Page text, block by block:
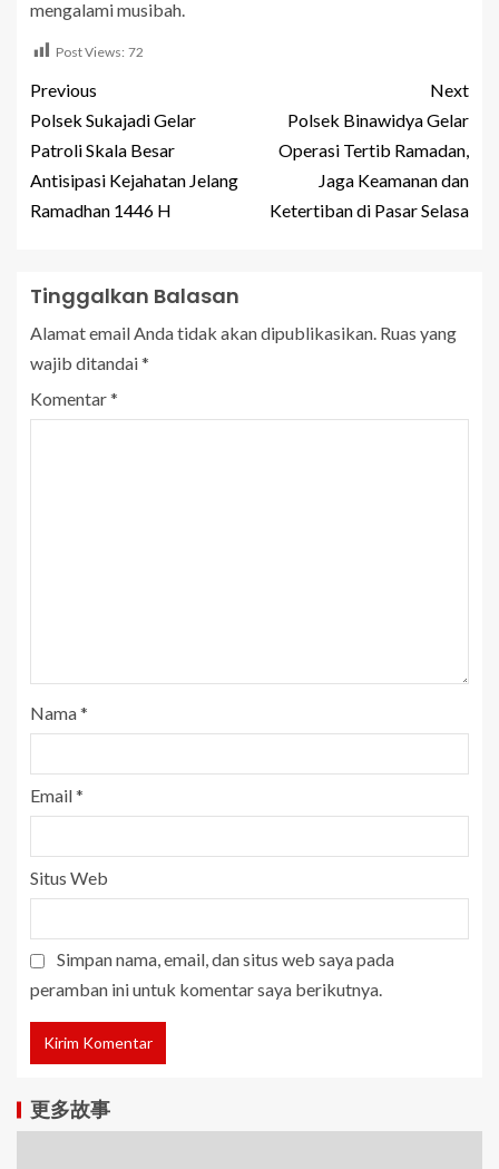
mengalami musibah.
Post Views: 72
Previous
Polsek Sukajadi Gelar
Patroli Skala Besar
Antisipasi Kejahatan Jelang
Ramadhan 1446 H
Next
Polsek Binawidya Gelar
Operasi Tertib Ramadan,
Jaga Keamanan dan
Ketertiban di Pasar Selasa
Tinggalkan Balasan
Alamat email Anda tidak akan dipublikasikan. Ruas yang
wajib ditandai*
Komentar*
Nama*
Email*
Situs Web
Simpan nama, email, dan situs web saya pada
peramban ini untuk komentar saya berikutnya.
更多故事